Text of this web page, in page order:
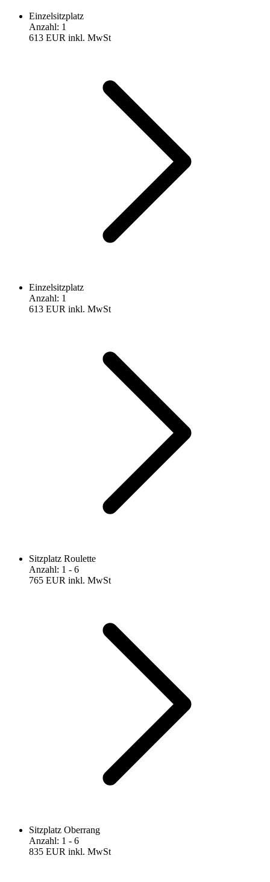
Einzelsitzplatz
Anzahl: 1
613 EUR inkl. MwSt
Einzelsitzplatz
Anzahl: 1
613 EUR inkl. MwSt
Sitzplatz Roulette
Anzahl: 1 - 6
765 EUR inkl. MwSt
Sitzplatz Oberrang
Anzahl: 1 - 6
835 EUR inkl. MwSt